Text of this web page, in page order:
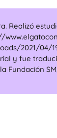
Realizó
2021/04/
y fue
Fundación